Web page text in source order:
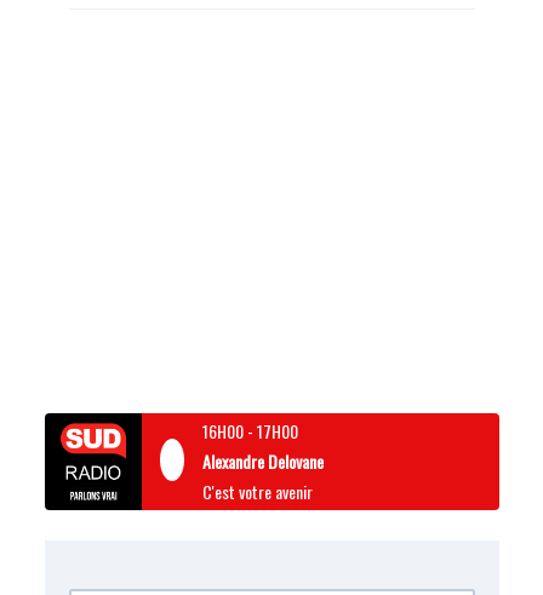
16H00-17H00
Alexandre Delovane
C'est votre avenir